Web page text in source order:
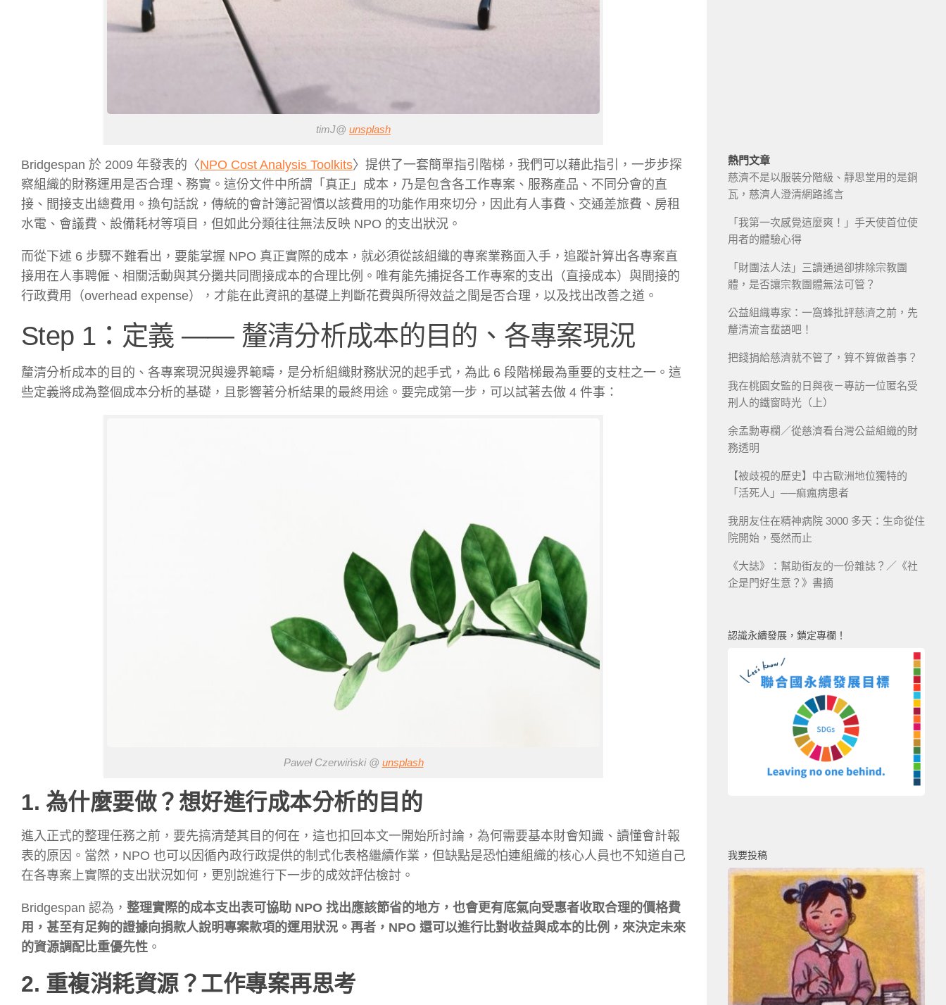
timJ@ unsplash
Bridgespan 於 2009 年發表的〈NPO Cost Analysis Toolkits〉提供了一套簡單指引階梯，我們可以藉此指引，一步步探
察組織的財務運用是否合理、務實。這份文件中所謂「真正」成本，乃是包含各工作專案、服務產品、不同分會的直
接、間接支出總費用。換句話說，傳統的會計簿記習慣以該費用的功能作用來切分，因此有人事費、交通差旅費、房租
水電、會議費、設備耗材等項目，但如此分類往往無法反映 NPO 的支出狀況。
而從下述 6 步驟不難看出，要能掌握 NPO 真正實際的成本，就必須從該組織的專案業務面入手，追蹤計算出各專案直
接用在人事聘僱、相關活動與其分攤共同間接成本的合理比例。唯有能先捕捉各工作專案的支出（直接成本）與間接的
行政費用（overhead expense），才能在此資訊的基礎上判斷花費與所得效益之間是否合理，以及找出改善之道。
Step 1：定義 —— 釐清分析成本的目的、各專案現況
釐清分析成本的目的、各專案現況與邊界範疇，是分析組織財務狀況的起手式，為此 6 段階梯最為重要的支柱之一。這
些定義將成為整個成本分析的基礎，且影響著分析結果的最終用途。要完成第一步，可以試著去做 4 件事：
Paweł Czerwiński @ unsplash
1. 為什麼要做？想好進行成本分析的目的
進入正式的整理任務之前，要先搞清楚其目的何在，這也扣回本文一開始所討論，為何需要基本財會知識、讀懂會計報
表的原因。當然，NPO 也可以因循內政行政提供的制式化表格繼續作業，但缺點是恐怕連組織的核心人員也不知道自己
在各專案上實際的支出狀況如何，更別說進行下一步的成效評估檢討。
Bridgespan 認為， 整理實際的成本支出表可協助 NPO 找出應該節省的地方，也會更有底氣向受惠者收取合理的價格費
用，甚至有足夠的證據向捐款人說明專案款項的運用狀況。再者，NPO 還可以進行比對收益與成本的比例，來決定未來
的資源調配比重優先性 。
2. 重複消耗資源？工作專案再思考
熱門文章
慈濟不是以服裝分階級、靜思堂用的是銅
瓦，慈濟人澄清網路謠言
「我第一次感覺這麼爽！」手天使首位使
用者的體驗心得
「財團法人法」三讀通過卻排除宗教團
體，是否讓宗教團體無法可管？
公益組織專家：一窩蜂批評慈濟之前，先
釐清流言蜚語吧！
把錢捐給慈濟就不管了，算不算做善事？
我在桃園女監的日與夜－專訪一位匿名受
刑人的鐵窗時光（上）
余孟勳專欄／從慈濟看台灣公益組織的財
務透明
【被歧視的歷史】中古歐洲地位獨特的
「活死人」──痲瘋病患者
我朋友住在精神病院 3000 多天：生命從住
院開始，戞然而止
《大誌》：幫助街友的一份雜誌？／《社
企是門好生意？》書摘
認識永續發展，鎖定專欄！
我要投稿